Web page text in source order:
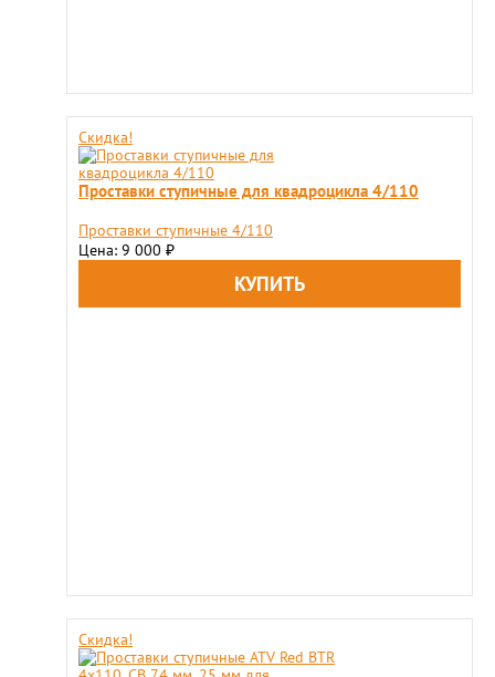
Скидка!
Проставки ступичные для квадроцикла 4/110
Проставки ступичные 4/110
Цена: 9 000 ₽
Скидка!